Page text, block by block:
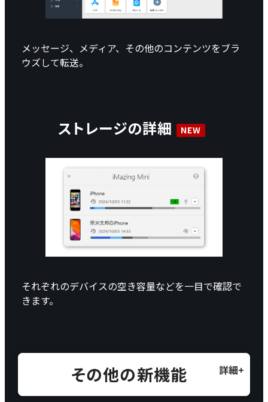
メッセージ、メディア、その他のコンテンツをブラ
ウズして転送。
ストレージの詳細
それぞれのデバイスの空き容量などを一目で確認で
きます。
その他の新機能